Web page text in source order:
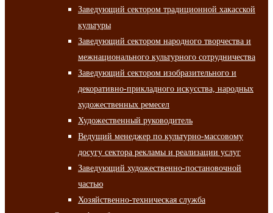
Заведующий сектором традиционной хакасской
культуры
Заведующий сектором народного творчества и
межнационального культурного сотрудничества
Заведующий сектором изобразительного и
декоративно-прикладного искусства, народных
художественных ремесел
Художественный руководитель
Ведущий менеджер по культурно-массовому
досугу сектора рекламы и реализации услуг
Заведующий художественно-постановочной
частью
Хозяйственно-техническая служба